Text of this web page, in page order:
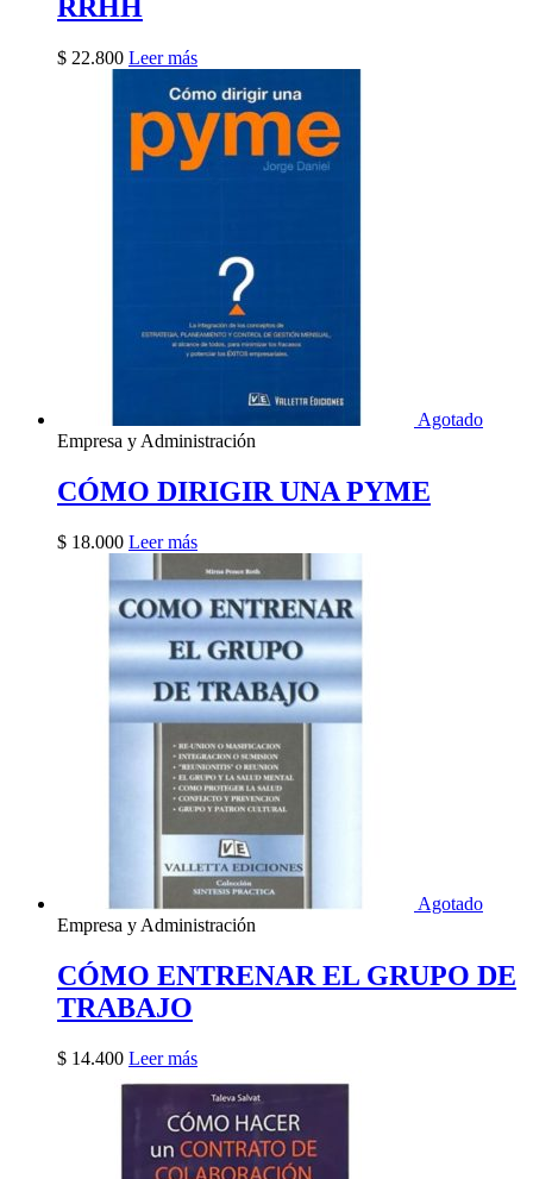
RRHH
$ 22.800 Leer más
Agotado
Empresa y Administración
CÓMO DIRIGIR UNA PYME
$ 18.000 Leer más
Agotado
Empresa y Administración
CÓMO ENTRENAR EL GRUPO DE
TRABAJO
$ 14.400 Leer más